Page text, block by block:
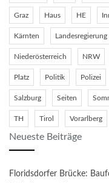
Graz Haus HE
Kärnten Landesregierung
Niederösterreich NRW
Platz Politik Polizei
Salzburg Seiten
TH Tirol Vorarlberg
Neueste Beiträge
Floridsdorfer Brücke: